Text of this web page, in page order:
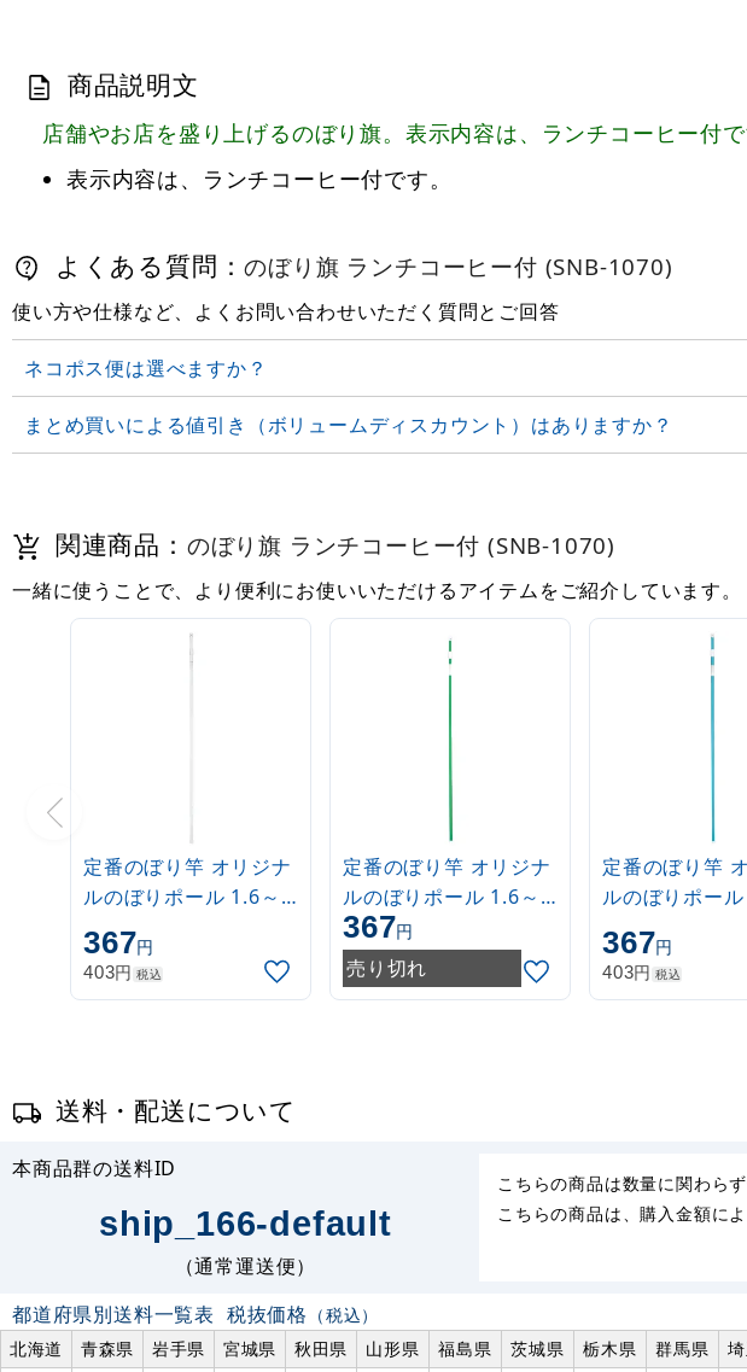
商品説明文
店舗やお店を盛り上げるのぼり旗。表示内容は、ランチコーヒー付で
表示内容は、ランチコーヒー付です。
よくある質問：のぼり旗 ランチコーヒー付 (SNB-1070)
使い方や仕様など、よくお問い合わせいただく質問とご回答
ネコポス便は選べますか？
まとめ買いによる値引き（ボリュームディスカウント）はありますか？
関連商品： のぼり旗 ランチコーヒー付 (SNB-1070)
一緒に使うことで、より便利にお使いいただけるアイテムをご紹介しています。
定番のぼり竿 オリジナ
ルのぼりポール 1.6～
3m 伸縮式 白
(30537***)
367円
403円 税込
定番のぼり竿 オリジナ
ルのぼりポール 1.6～
3m 伸縮式 緑
(30537GRN)
367円
売り切れ
定番のぼり竿
ルのぼりポー
3m 伸縮式 水色
(30537SBL)
367円
403円 税込
送料・配送について
本商品群の送料ID
ship_166-default
（通常運送便）
こちらの商品は数量に関わら
こちらの商品は、購入金額に
都道府県別送料一覧表 税抜価格 （税込）
北海道
青森県 岩手県 宮城県 秋田県 山形県 福島県 茨城県 栃木県 群馬県